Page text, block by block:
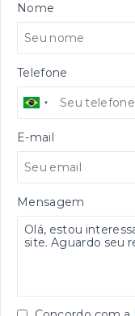
Nome
Telefone
E-mail
Mensagem